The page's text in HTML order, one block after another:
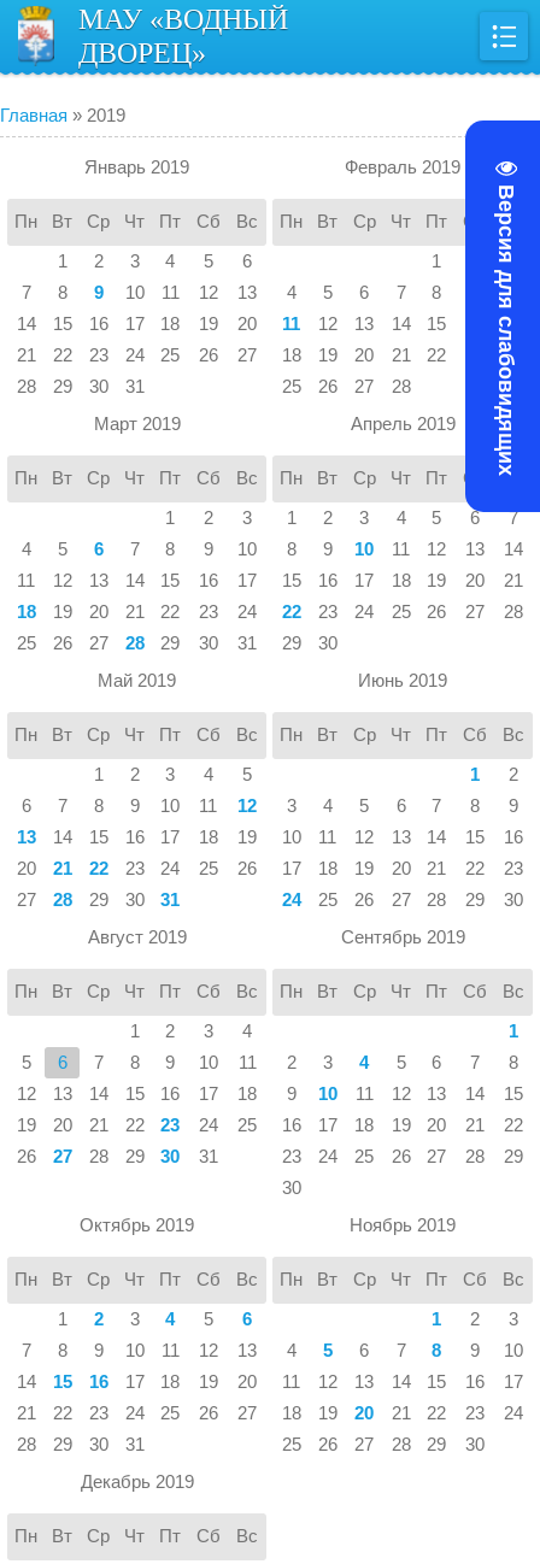
Версия для слабовидящих
МАУ «ВОДНЫЙ
ДВОРЕЦ»
Главная » 2019
Январь 2019
Пн Вт Ср Чт Пт Сб
Вс
1
2 3 4 5
6
7
8 9 10 11 12
13
14
15 16 17 18 19
20
21
22 23 24 25 26
27
28
29 30 31
Февраль 2019
Пн Вт Ср Чт Пт Сб
Вс
1
3
4
5 6 7 8
10
11
12 13 14 15
17
18
19 20 21 22
24
25
26 27
28
Март 2019
Пн Вт Ср Чт Пт Сб
Вс
1
2
3
4
5 6 7 8 9
10
11
12 13 14 15 16
17
18
19 20 21 22 23
24
25
26 27 28 29 30 31
Апрель 2019
Пн Вт Ср Чт Пт Сб
Вс
1
2 3 4 5 6
7
8
9 10 11 12 13
14
15
16 17 18 19 20
21
22
23 24 25 26 27
28
29
30
Май 2019
Пн Вт Ср Чт Пт Сб
Вс
1
2 3 4
5
6
7 8 9 10 11
12
13
14 15 16 17 18
19
20
21 22 23 24 25
26
27
28 29 30 31
Июнь 2019
Пн Вт Ср Чт Пт Сб
Вс
1
2
3
4 5 6 7 8
9
10
11 12 13 14 15
16
17
18 19 20 21 22
23
24
25 26 27 28 29
30
Август 2019
Пн Вт Ср Чт Пт Сб
Вс
1
2 3
4
5
6 7 8 9 10
11
12
13 14 15 16 17
18
19
20 21 22 23 24
25
26
27 28 29 30 31
Сентябрь 2019
Пн Вт Ср Чт Пт Сб
Вс
1
2
3 4 5 6 7
8
9
10 11 12 13 14
15
16
17 18 19 20 21
22
23
24 25 26 27 28
29
30
Октябрь 2019
Пн Вт Ср Чт Пт Сб
Вс
1
2 3 4 5
6
7
8 9 10 11 12
13
14
15 16 17 18 19
20
21
22 23 24 25 26
27
28
29 30 31
Ноябрь 2019
Пн Вт Ср Чт Пт Сб
Вс
1
2
3
4
5 6 7 8 9
10
11
12 13 14 15 16
17
18
19 20 21 22 23
24
25
26 27 28 29
30
Декабрь 2019
Пн Вт Ср Чт Пт Сб
Вс